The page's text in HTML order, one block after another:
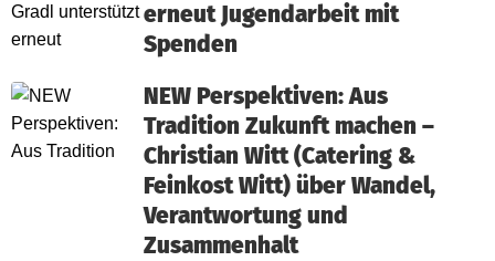
erneut Jugendarbeit mit
Spenden
NEW Perspektiven: Aus
Tradition Zukunft machen –
Christian Witt (Catering &
Feinkost Witt) über Wandel,
Verantwortung und
Zusammenhalt